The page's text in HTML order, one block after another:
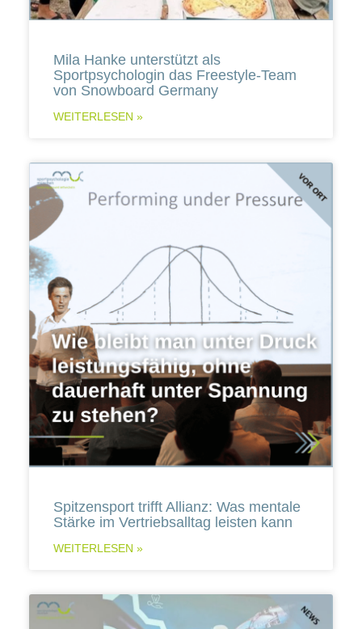
Mila Hanke unterstützt als
Sportpsychologin das Freestyle-Team
von Snowboard Germany
WEITERLESEN »
Spitzensport trifft Allianz: Was mentale
Stärke im Vertriebsalltag leisten kann
WEITERLESEN »